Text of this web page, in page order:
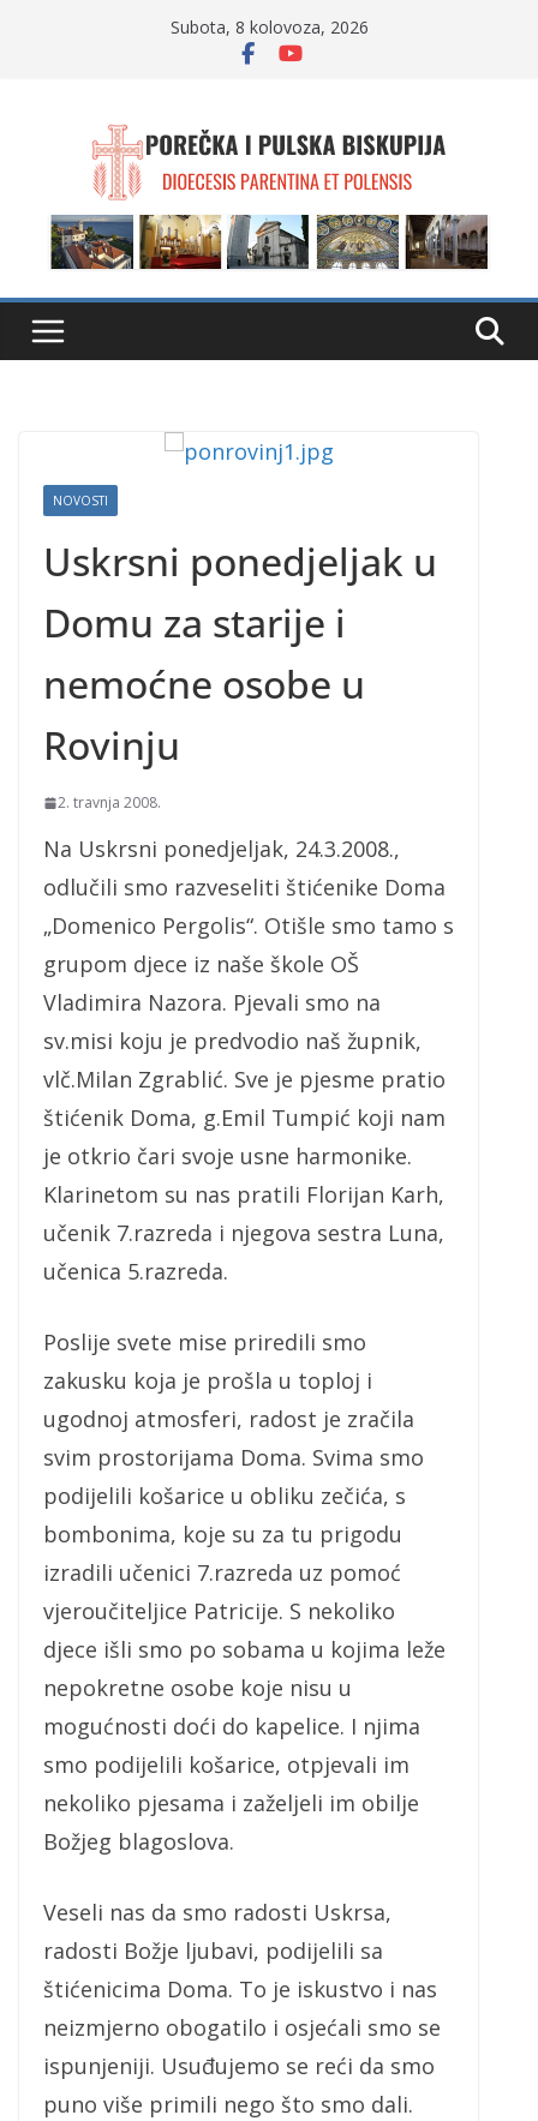
Subota, 8 kolovoza, 2026
NOVOSTI
Uskrsni ponedjeljak u
Domu za starije i
nemoćne osobe u
Rovinju
2. travnja 2008.
Na Uskrsni ponedjeljak, 24.3.2008.,
odlučili smo razveseliti štićenike Doma
„Domenico Pergolis“. Otišle smo tamo s
grupom djece iz naše škole OŠ
Vladimira Nazora. Pjevali smo na
sv.misi koju je predvodio naš župnik,
vlč.Milan Zgrablić. Sve je pjesme pratio
štićenik Doma, g.Emil Tumpić koji nam
je otkrio čari svoje usne harmonike.
Klarinetom su nas pratili Florijan Karh,
učenik 7.razreda i njegova sestra Luna,
učenica 5.razreda.
Poslije svete mise priredili smo
zakusku koja je prošla u toploj i
ugodnoj atmosferi, radost je zračila
svim prostorijama Doma. Svima smo
podijelili košarice u obliku zečića, s
bombonima, koje su za tu prigodu
izradili učenici 7.razreda uz pomoć
vjeroučiteljice Patricije. S nekoliko
djece išli smo po sobama u kojima leže
nepokretne osobe koje nisu u
mogućnosti doći do kapelice. I njima
smo podijelili košarice, otpjevali im
nekoliko pjesama i zaželjeli im obilje
Božjeg blagoslova.
Veseli nas da smo radosti Uskrsa,
radosti Božje ljubavi, podijelili sa
štićenicima Doma. To je iskustvo i nas
neizmjerno obogatilo i osjećali smo se
ispunjeniji. Usuđujemo se reći da smo
puno više primili nego što smo dali.